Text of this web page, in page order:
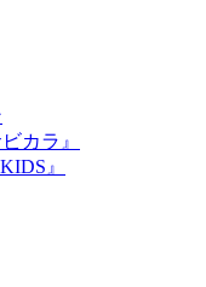
カラ』
』